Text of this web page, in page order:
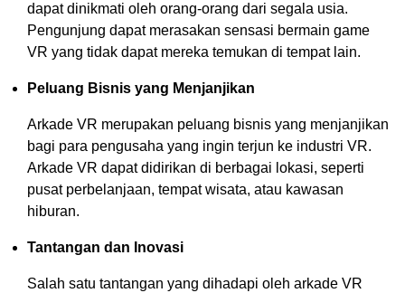
dapat dinikmati oleh orang-orang dari segala usia.
Pengunjung dapat merasakan sensasi bermain game
VR yang tidak dapat mereka temukan di tempat lain.
Peluang Bisnis yang Menjanjikan
Arkade VR merupakan peluang bisnis yang menjanjikan
bagi para pengusaha yang ingin terjun ke industri VR.
Arkade VR dapat didirikan di berbagai lokasi, seperti
pusat perbelanjaan, tempat wisata, atau kawasan
hiburan.
Tantangan dan Inovasi
Salah satu tantangan yang dihadapi oleh arkade VR